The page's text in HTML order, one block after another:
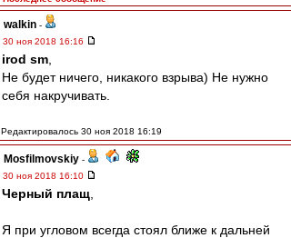
walkin -
30 ноя 2018 16:16
irod sm
Не будет ничего, никакого взрыва) Не нужно
себя накручивать.
Редактировалось 30 ноя 2018 16:19
Mosfilmovskiy -
30 ноя 2018 16:10
Черный плащ
Я при угловом всегда стоял ближе к дальней